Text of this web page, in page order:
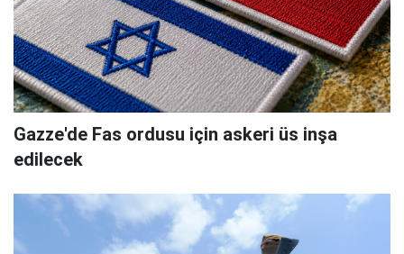
Gazze'de Fas ordusu için askeri üs inşa
edilecek